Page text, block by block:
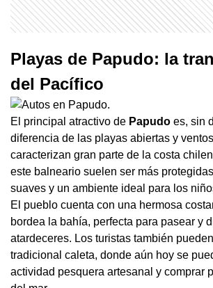
Playas de Papudo: la
del Pacífico
El principal atractivo de Papudo es, sin
diferencia de las playas abiertas y
caracterizan gran parte de la costa
este balneario suelen ser más
suaves y un ambiente ideal para los
El pueblo cuenta con una hermosa
bordea la bahía, perfecta para pasear y
atardeceres. Los turistas también
tradicional caleta, donde aún hoy se
actividad pesquera artesanal y comprar